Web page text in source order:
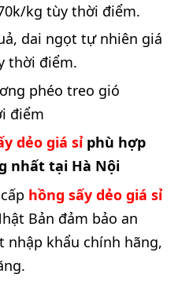
kg tùy thời điểm.
dai ngọt tự nhiên giá
thời điểm.
phéo treo gió
điểm
dẻo giá sỉ phù hợp
nhất tại Hà Nội
hồng sấy dẻo giá sỉ
Bản đảm bảo an
nhập khẩu chính hãng,